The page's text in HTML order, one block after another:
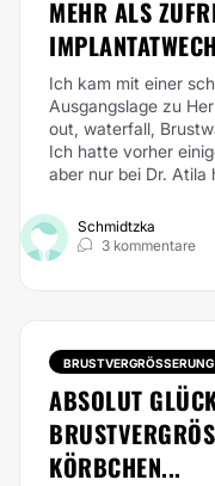
MEHR ALS
Ich kam mit einer
Ausgangslage zu
out, waterfall,
Ich hatte vorher
aber nur bei Dr. Atila
Schmidtzka
3 kommentare
BRUSTVERGRÖSSERUNG
ABSOLUT
ÖRBCHEN...